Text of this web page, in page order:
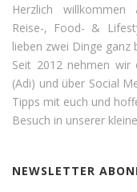
Herzlich willkommen
Reise-, Food- &
lieben zwei Dinge ganz
Seit 2012 nehmen wir
(Adi) und über Social
Tipps mit euch und
Besuch in unserer
NEWSLETTER